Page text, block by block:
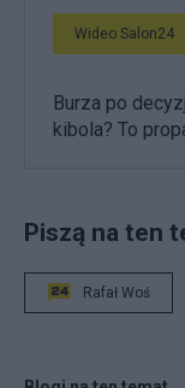
Wideo Salon24
Burza po
kibola? To
Piszą na ten
Rafał Woś